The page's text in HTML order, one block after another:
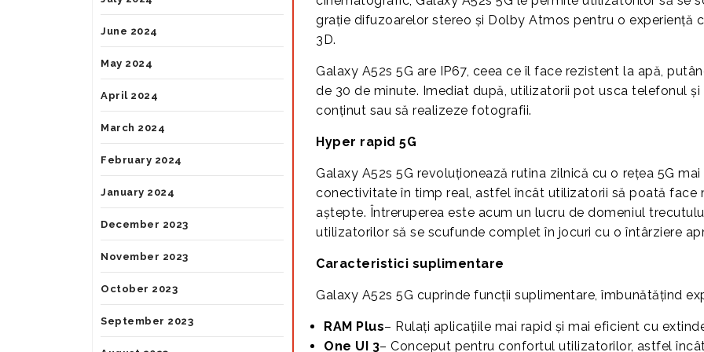
June 2024
May 2024
April 2024
March 2024
February 2024
January 2024
December 2023
November 2023
October 2023
September 2023
grație difuzoarelor stereo și Dolby Atmos pentru o experiență
3D.
Galaxy A52s 5G are IP67, ceea ce îl face rezistent la apă,
de 30 de minute. Imediat după, utilizatorii pot usca telefonul
conținut sau să realizeze fotografii.
Hyper rapid 5G
Galaxy A52s 5G revoluționează rutina zilnică cu o rețea 5G
conectivitate în timp real, astfel încât utilizatorii să poată face
aștepte. Întreruperea este acum un lucru de domeniul
utilizatorilor să se scufunde complet în jocuri cu o întârziere
Caracteristici suplimentare
Galaxy A52s 5G cuprinde funcții suplimentare, îmbunătățind
RAM Plus– Rulați aplicațiile mai rapid și mai eficient cu
One UI 3– Conceput pentru confortul utilizatorilor, astfel